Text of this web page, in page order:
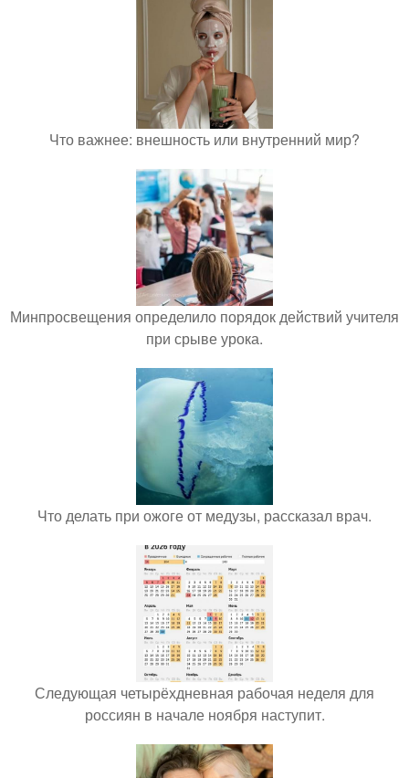
Что важнее: внешность или внутренний мир?
Минпросвещения определило порядок действий учителя
при срыве урока.
Что делать при ожоге от медузы, рассказал врач.
Следующая четырёхдневная рабочая неделя для
россиян в начале ноября наступит.